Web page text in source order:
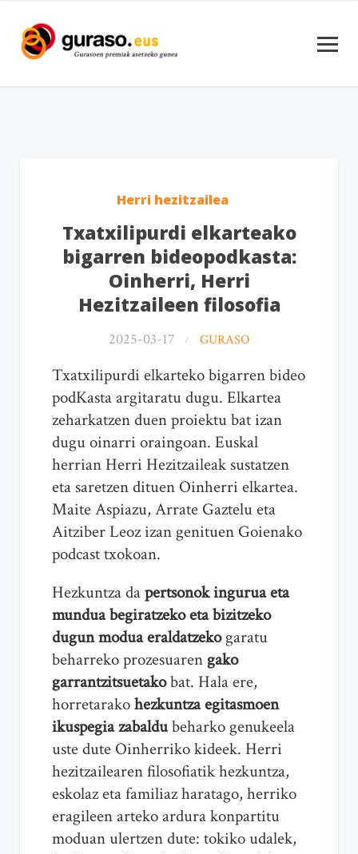
Herri hezitzailea
Txatxilipurdi elkarteako
bigarren bideopodkasta:
Oinherri, Herri
Hezitzaileen filosofia
2025-03-17 GURASO
Txatxilipurdi elkarteko bigarren bideo
podKasta argitaratu dugu. Elkartea
zeharkatzen duen proiektu bat izan
dugu oinarri oraingoan. Euskal
herrian Herri Hezitzaileak sustatzen
eta saretzen dituen Oinherri elkartea.
Maite Aspiazu, Arrate Gaztelu eta
Aitziber Leoz izan genituen Goienako
podcast txokoan.
Hezkuntza dapertsonok ingurua eta
mundua begiratzeko eta bizitzeko
dugun modua eraldatzekogaratu
beharreko prozesuaren gako
garrantzitsuetakobat. Hala ere,
horretarakohezkuntza egitasmoen
ikuspegia zabaldubeharko genukeela
uste dute Oinherriko kideek. Herri
hezitzailearen filosofiatik hezkuntza,
eskolaz eta familiaz haratago, herriko
eragileen arteko ardura konpartitu
moduan ulertzen dute: tokiko udalek,